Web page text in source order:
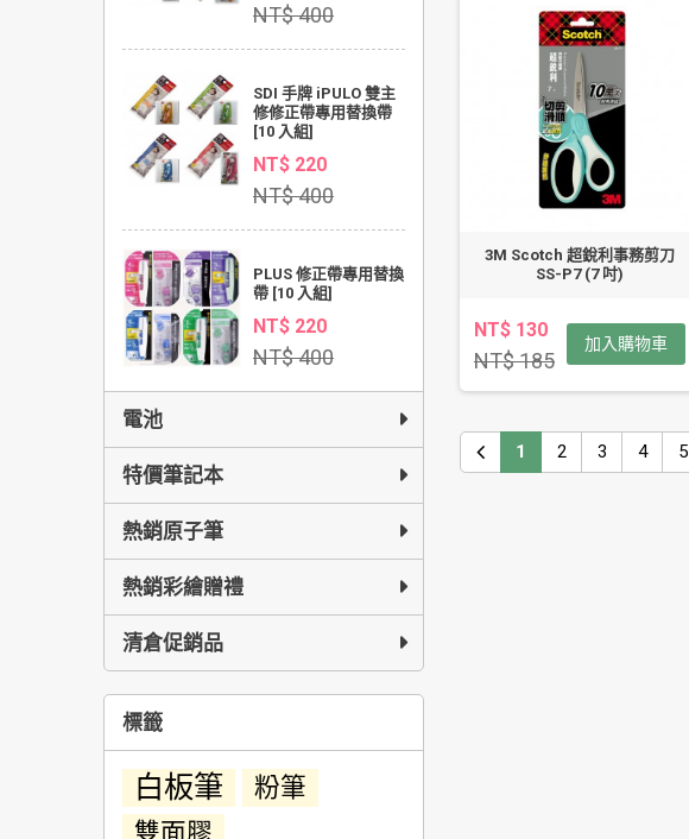
NT$ 400
SDI 手牌 iPULO 雙主
修修正帶專用替換帶
[10 入組]
NT$ 220
NT$ 400
PLUS 修正帶專用替換
帶 [10 入組]
NT$ 220
NT$ 400
電池
特價筆記本
熱銷原子筆
熱銷彩繪贈禮
清倉促銷品
標籤
白板筆
粉筆
雙面膠
3M Scotch 超銳利事務剪刀
SS-P7 (7 吋)
NT$ 130
NT$ 185
加入購物車
1 2 3 4 5